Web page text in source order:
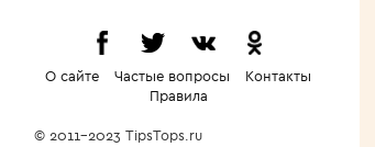
О сайте Частые вопросы
Контакты
Правила
© 2011-2023 TipsTops.ru